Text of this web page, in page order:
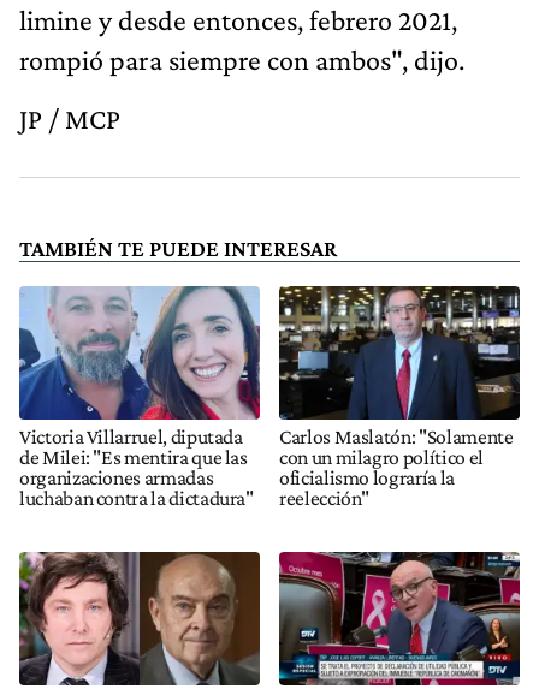
limine y desde entonces, febrero 2021,
rompió para siempre con ambos", dijo.
JP / MCP
TAMBIÉN TE PUEDE INTERESAR
Victoria Villarruel, diputada
de Milei: "Es mentira que las
organizaciones armadas
luchaban contra la dictadura"
Carlos Maslatón: "Solamente
con un milagro político el
oficialismo lograría la
reelección"